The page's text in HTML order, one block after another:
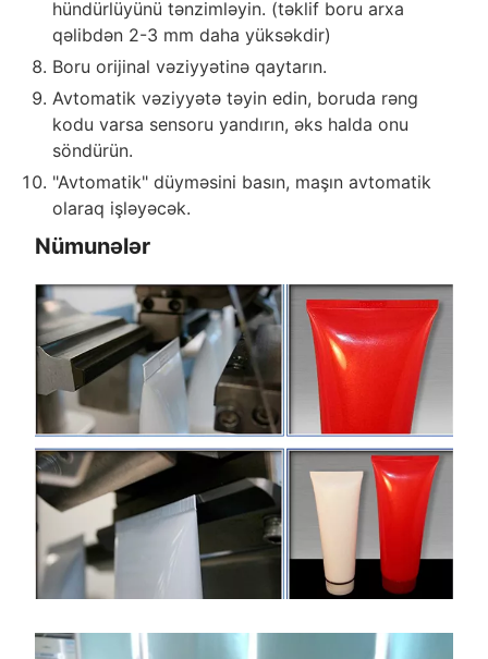
hündürlüyünü tənzimləyin. (təklif boru arxa
qəlibdən 2-3 mm daha yüksəkdir)
Boru orijinal vəziyyətinə qaytarın.
Avtomatik vəziyyətə təyin edin, boruda rəng
kodu varsa sensoru yandırın, əks halda onu
söndürün.
"Avtomatik" düyməsini basın, maşın avtomatik
olaraq işləyəcək.
Nümunələr